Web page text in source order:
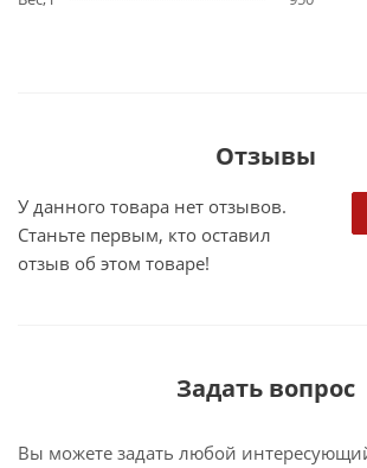
Отзывы
У данного товара нет отзывов.
Станьте первым, кто оставил
отзыв об этом товаре!
Задать вопрос
Вы можете задать любой